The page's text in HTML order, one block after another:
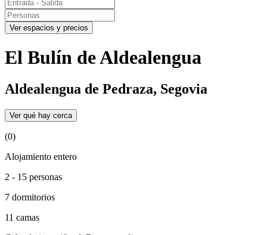
Ver espacios y precios
El Bulín de Aldealengua
Aldealengua de Pedraza, Segovia
Ver qué hay cerca
(0)
Alojamiento entero
2 - 15 personas
7 dormitorios
11 camas